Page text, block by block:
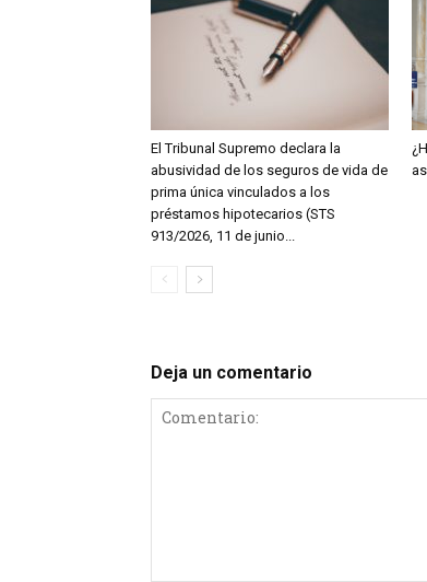
El Tribunal Supremo declara la
abusividad de los seguros de vida de
prima única vinculados a los
préstamos hipotecarios (STS
913/2026, 11 de junio...
Deja un comentario